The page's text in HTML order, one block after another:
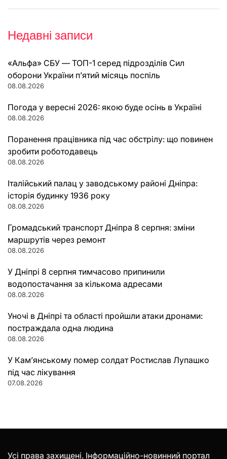
Недавні записи
«Альфа» СБУ — ТОП-1 серед підрозділів Сил
оборони України п’ятий місяць поспіль
08.08.2026
Погода у вересні 2026: якою буде осінь в Україні
08.08.2026
Поранення працівника під час обстрілу: що повинен
зробити роботодавець
08.08.2026
Італійський палац у заводському районі Дніпра:
історія будинку 1936 року
08.08.2026
Громадський транспорт Дніпра 8 серпня: зміни
маршрутів через ремонт
08.08.2026
У Дніпрі 8 серпня тимчасово припинили
водопостачання за кількома адресами
08.08.2026
Уночі в Дніпрі та області пройшли атаки дронами:
постраждала одна людина
08.08.2026
У Кам’янському помер солдат Ростислав Лупашко
під час лікування
07.08.2026
Усі права захищені. Інформаційно-новинний портал